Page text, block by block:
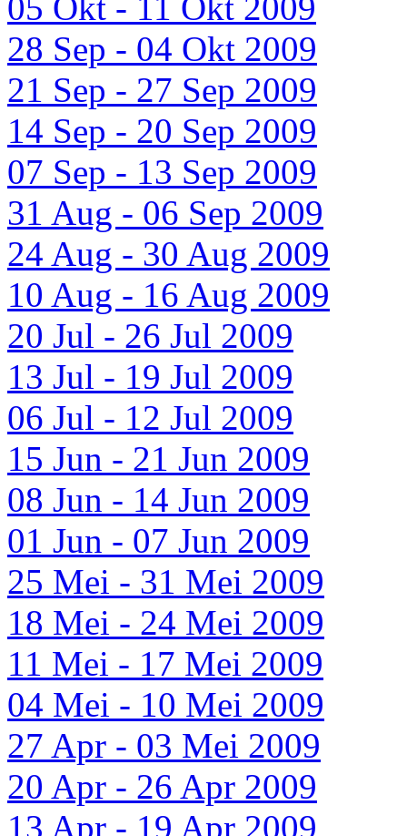
28 Sep - 04 Okt 2009
21 Sep - 27 Sep 2009
14 Sep - 20 Sep 2009
07 Sep - 13 Sep 2009
31 Aug - 06 Sep 2009
24 Aug - 30 Aug 2009
10 Aug - 16 Aug 2009
20 Jul - 26 Jul 2009
13 Jul - 19 Jul 2009
06 Jul - 12 Jul 2009
15 Jun - 21 Jun 2009
08 Jun - 14 Jun 2009
01 Jun - 07 Jun 2009
25 Mei - 31 Mei 2009
18 Mei - 24 Mei 2009
11 Mei - 17 Mei 2009
04 Mei - 10 Mei 2009
27 Apr - 03 Mei 2009
20 Apr - 26 Apr 2009
13 Apr - 19 Apr 2009